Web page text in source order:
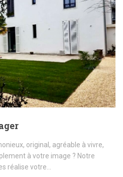
original, agréable à vivre,
à votre image ? Notre
réalise votre...